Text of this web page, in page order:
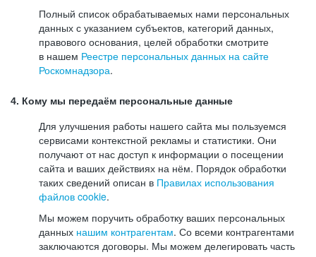
Полный список обрабатываемых нами персональных
данных с указанием субъектов, категорий данных,
правового основания, целей обработки смотрите
в нашем Реестре персональных данных на сайте
Роскомнадзора.
4. Кому мы передаём персональные данные
Для улучшения работы нашего сайта мы пользуемся
сервисами контекстной рекламы и статистики. Они
получают от нас доступ к информации о посещении
сайта и ваших действиях на нём. Порядок обработки
таких сведений описан в Правилах использования
файлов cookie.
Мы можем поручить обработку ваших персональных
данных нашим контрагентам. Со всеми контрагентами
заключаются договоры. Мы можем делегировать часть